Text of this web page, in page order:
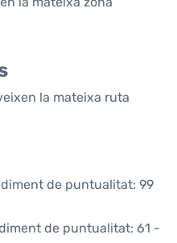
la mateixa ruta
de puntualitat: 99
de puntualitat: 61 -